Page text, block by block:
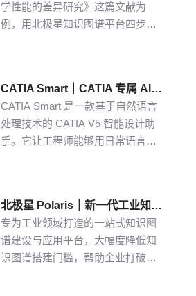
学性能的差异研究》这篇文献为
例，用北极星知识图谱平台四步盘
注、清洗的低效方式。
CATIA Smart｜CATIA 专属 AI 智能体，说说话，AI 帮你建模
CATIA Smart 是一款基于自然语言
处理技术的 CATIA V5 智能设计助
手。它让工程师能够用日常语言描
北极星 Polaris｜新一代工业知识图谱智能管理平台，点亮工业知识智能之路
专为工业领域打造的一站式知识图
谱建设与应用平台，大幅度降低知
识图谱搭建门槛，帮助企业打破数